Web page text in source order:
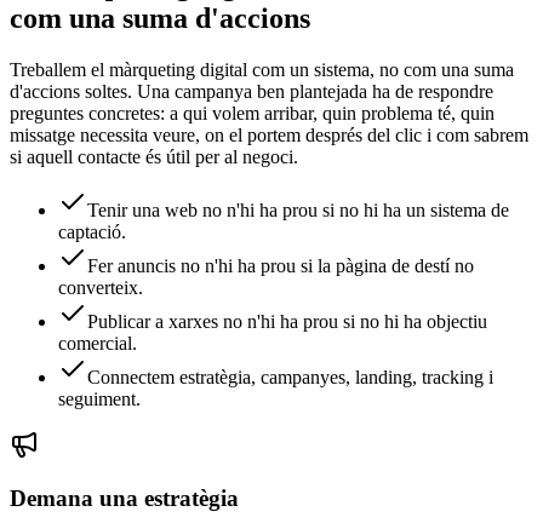
com una suma d'accions
Treballem el màrqueting digital com un sistema, no com una suma
d'accions soltes. Una campanya ben plantejada ha de respondre
preguntes concretes: a qui volem arribar, quin problema té, quin
missatge necessita veure, on el portem després del clic i com sabrem
si aquell contacte és útil per al negoci.
Tenir una web no n'hi ha prou si no hi ha un sistema de
captació.
Fer anuncis no n'hi ha prou si la pàgina de destí no
converteix.
Publicar a xarxes no n'hi ha prou si no hi ha objectiu
comercial.
Connectem estratègia, campanyes, landing, tracking i
seguiment.
Demana una estratègia